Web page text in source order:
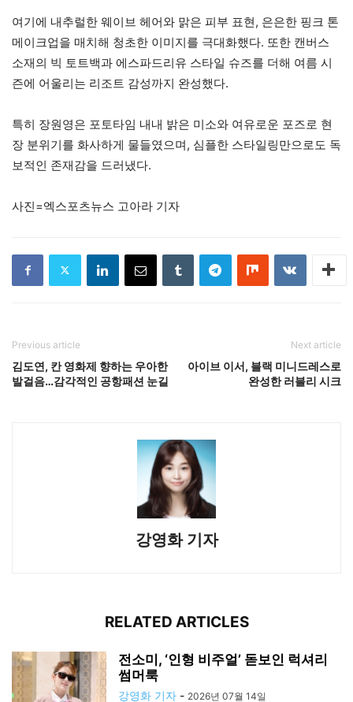
여기에 내추럴한 웨이브 헤어와 맑은 피부 표현, 은은한 핑크 톤
메이크업을 매치해 청초한 이미지를 극대화했다. 또한 캔버스
소재의 빅 토트백과 에스파드리유 스타일 슈즈를 더해 여름 시
즌에 어울리는 리조트 감성까지 완성했다.
특히 장원영은 포토타임 내내 밝은 미소와 여유로운 포즈로 현
장 분위기를 화사하게 물들였으며, 심플한 스타일링만으로도 독
보적인 존재감을 드러냈다.
사진=엑스포츠뉴스 고아라 기자
Previous article
김도연, 칸 영화제 향하는 우아한
발걸음…감각적인 공항패션 눈길
Next article
아이브 이서, 블랙 미니드레스로
완성한 러블리 시크
강영화 기자
RELATED ARTICLES
전소미, ‘인형 비주얼’ 돋보인 럭셔리
썸머룩
강영화 기자 - 2026년 07월 14일